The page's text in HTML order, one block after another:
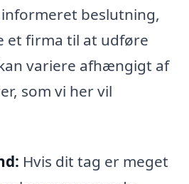
beslutning,
et firma til at udføre
variere afhængigt af
som vi her vil
Hvis dit tag er meget